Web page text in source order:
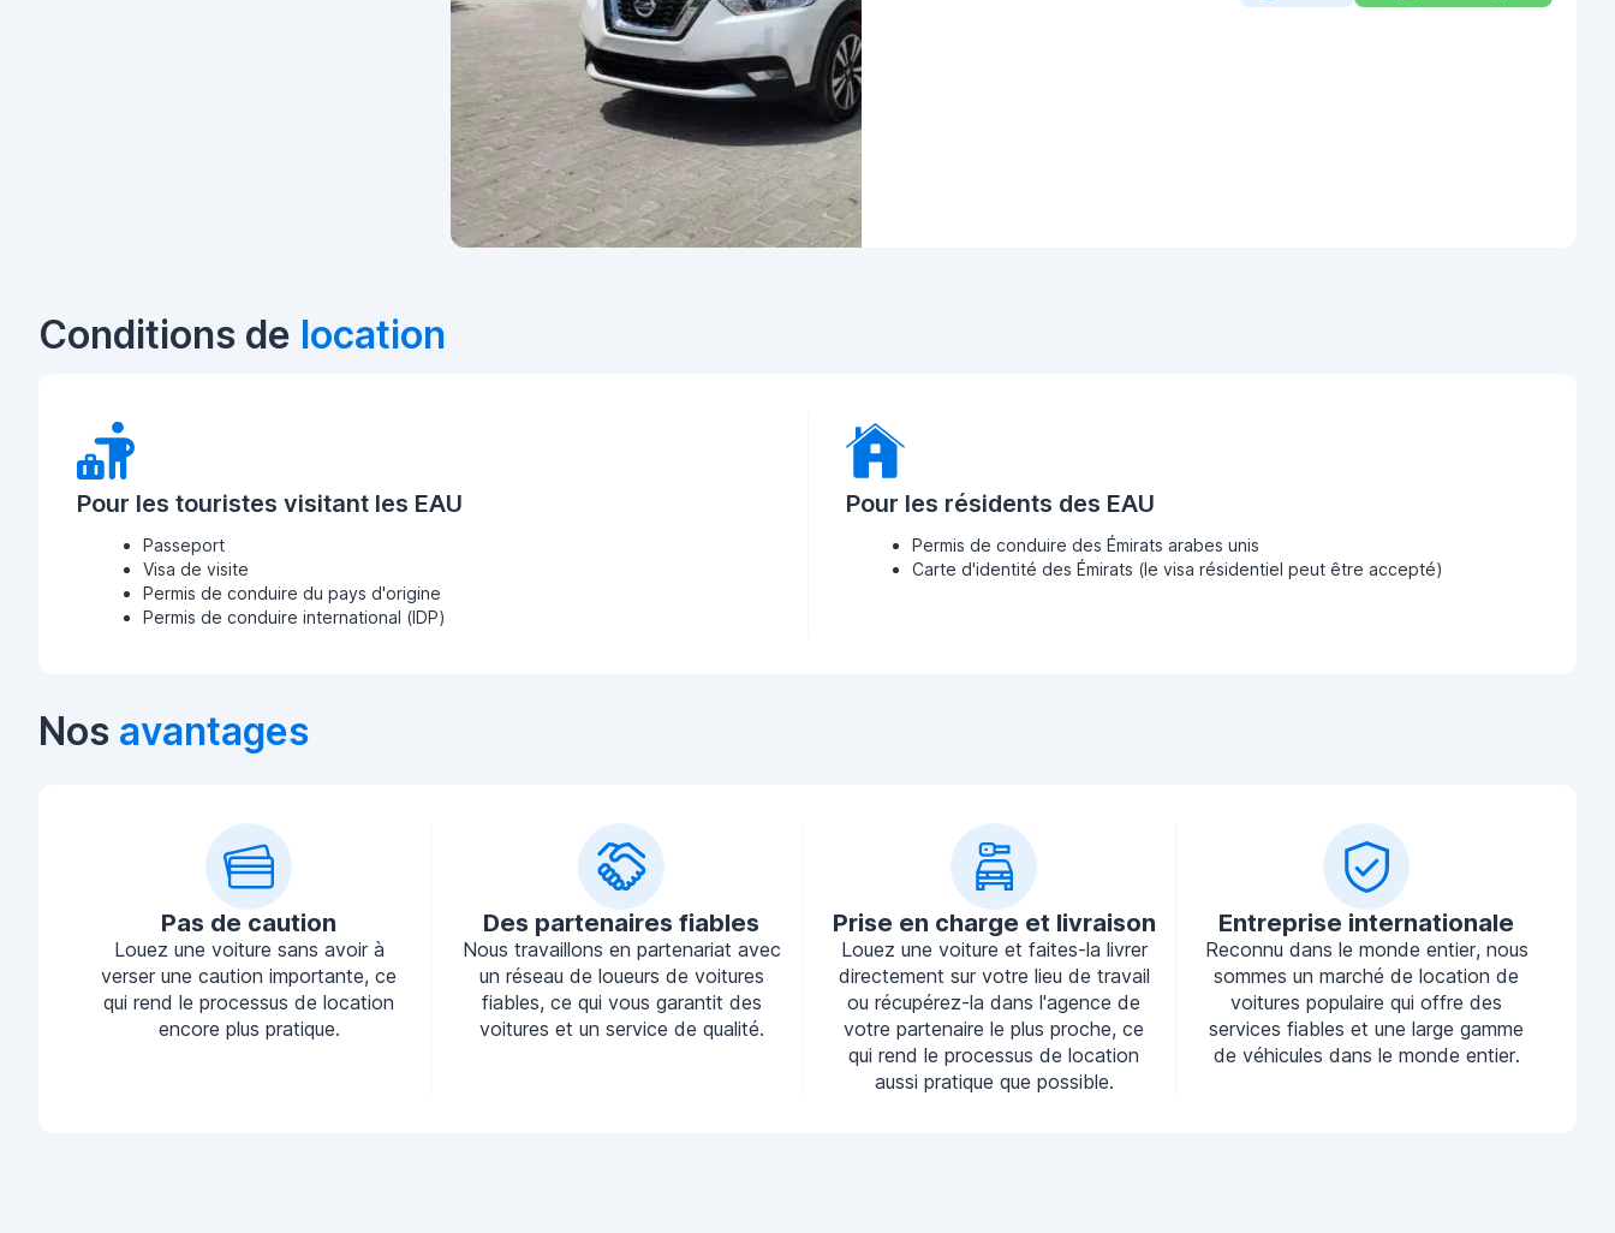
Conditions de location
Pour les touristes visitant les EAU
Passeport
Visa de visite
Permis de conduire du pays d'origine
Permis de conduire international (IDP)
Pour les résidents des EAU
Permis de conduire des Émirats arabes unis
Carte d'identité des Émirats (le visa résidentiel peut être accepté)
Nos avantages
Pas de caution
Louez une voiture sans avoir à
verser une caution importante, ce
qui rend le processus de location
encore plus pratique.
Des partenaires fiables
Nous travaillons en partenariat avec
un réseau de loueurs de voitures
fiables, ce qui vous garantit des
voitures et un service de qualité.
Prise en charge et livraison
Louez une voiture et faites-la livrer
directement sur votre lieu de travail
ou récupérez-la dans l'agence de
votre partenaire le plus proche, ce
qui rend le processus de location
aussi pratique que possible.
Entreprise internationale
Reconnu dans le monde entier, nous
sommes un marché de location de
voitures populaire qui offre des
services fiables et une large gamme
de véhicules dans le monde entier.